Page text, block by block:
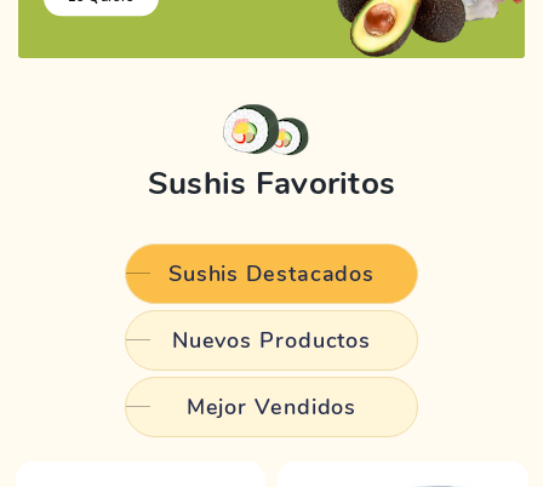
Sushis Favoritos
Sushis Destacados
Nuevos Productos
Mejor Vendidos